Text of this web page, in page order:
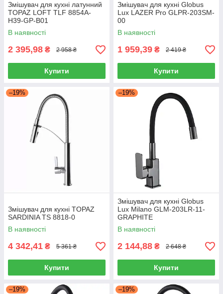
Змішувач для кухні латунний
TOPAZ LOFT TLF 8854A-
H39-GP-B01
В наявності
2 395,98 ₴ 2 958 ₴
Купити
Змішувач для кухні Globus
Lux LAZER Pro GLPR-203SM-
00
В наявності
1 959,39 ₴ 2 419 ₴
Купити
–19%
Змішувач для кухні TOPAZ
SARDINIA TS 8818-0
В наявності
4 342,41 ₴ 5 361 ₴
Купити
–19%
Змішувач для кухні Globus
Lux Milano GLM-203LR-11-
GRAPHITE
В наявності
2 144,88 ₴ 2 648 ₴
Купити
–19% –19%